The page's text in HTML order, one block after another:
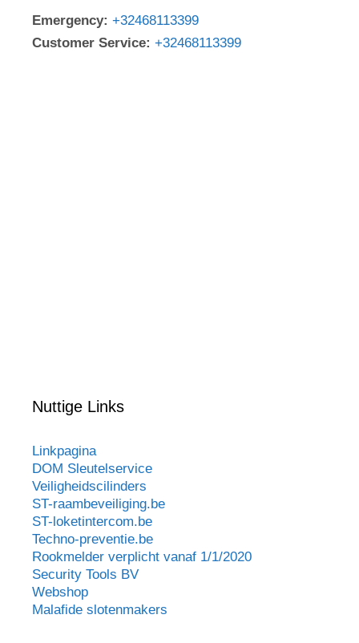
Emergency: +32468113399
Customer Service: +32468113399
Nuttige Links
Linkpagina
DOM Sleutelservice
Veiligheidscilinders
ST-raambeveiliging.be
ST-loketintercom.be
Techno-preventie.be
Rookmelder verplicht vanaf 1/1/2020
Security Tools BV
Webshop
Malafide slotenmakers